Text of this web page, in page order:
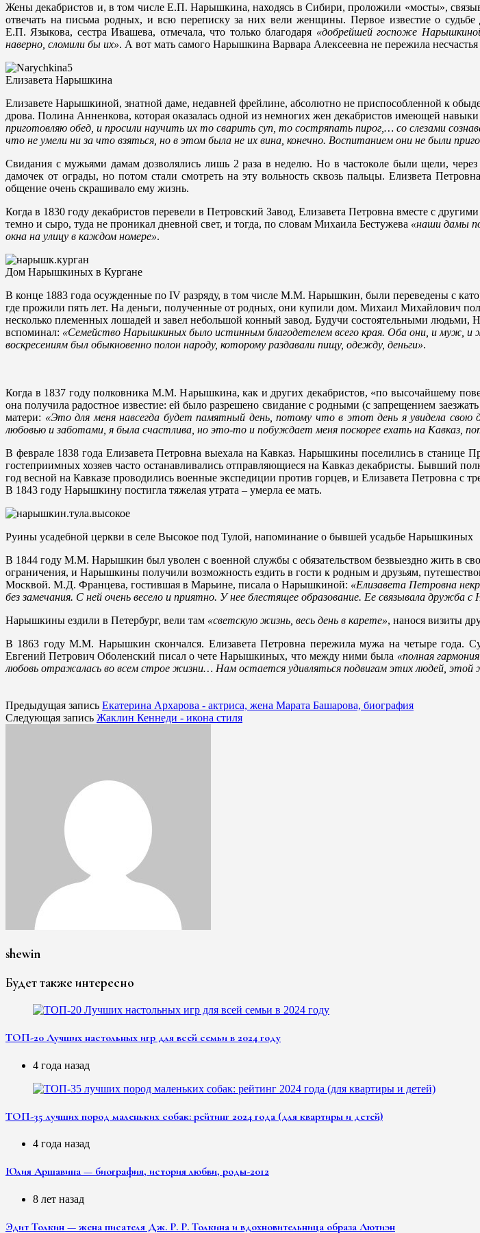
Жены декабристов и, в том числе Е.П. Нарышкина, находясь в Сибири, проложили «мосты»,
отвечать на письма родных, и всю переписку за них вели женщины. Первое известие о
Е.П. Языкова, сестра Ивашева, отмечала, что только благодаря «добрейшей госпоже
наверно, сломили бы их». А вот мать самого Нарышкина Варвара Алексеевна не пережила
Елизавета Нарышкина
Елизавете Нарышкиной, знатной даме, недавней фрейлине, абсолютно не приспособленной к
дрова. Полина Анненкова, которая оказалась одной из немногих жен декабристов имеющей
приготовляю обед, и просили научить их то сварить суп, то состряпать пирог,… со слезами
что не умели ни за что взяться, но в этом была не их вина, конечно. Воспитанием они не были
Свидания с мужьями дамам дозволялись лишь 2 раза в неделю. Но в частоколе были щели,
дамочек от ограды, но потом стали смотреть на эту вольность сквозь пальцы. Елизвета
общение очень скрашивало ему жизнь.
Когда в 1830 году декабристов перевели в Петровский Завод, Елизавета Петровна вместе с
темно и сыро, туда не проникал дневной свет, и тогда, по словам Михаила Бестужева «наши дамы
окна на улицу в каждом номере».
Дом Нарышкиных в Кургане
В конце 1883 года осужденные по IV разряду, в том числе М.М. Нарышкин, были переведены с
где прожили пять лет. На деньги, полученные от родных, они купили дом. Михаил Михайлович
несколько племенных лошадей и завел небольшой конный завод. Будучи состоятельными
вспоминал: «Семейство Нарышкиных было истинным благодетелем всего края. Оба они, и муж, и
воскресениям был обыкновенно полон народу, которому раздавали пищу, одежду, деньги».
Когда в 1837 году полковника М.М. Нарышкина, как и других декабристов, «по высочайшему
она получила радостное известие: ей было разрешено свидание с родными (с запрещением
матери: «Это для меня навсегда будет памятный день, потому что в этот день я увидела
любовью и заботами, я была счастлива, но это-то и побуждает меня поскорее ехать на Кавказ,
В феврале 1838 года Елизавета Петровна выехала на Кавказ. Нарышкины поселились в
гостеприимных хозяев часто останавливались отправляющиеся на Кавказ декабристы. Бывший
год весной на Кавказе проводились военные экспедиции против горцев, и Елизавета Петровна с
В 1843 году Нарышкину постигла тяжелая утрата – умерла ее мать.
Руины усадебной церкви в селе Высокое под Тулой, напоминание о бывшей усадьбе Нарышкиных
В 1844 году М.М. Нарышкин был уволен с военной службы с обязательством безвыездно жить в
ограничения, и Нарышкины получили возможность ездить в гости к родным и друзьям,
Москвой. М.Д. Францева, гостившая в Марьине, писала о Нарышкиной: «Елизавета Петровна
без замечания. С ней очень весело и приятно. У нее блестящее образование. Ее связывала
Нарышкины ездили в Петербург, вели там «светскую жизнь, весь день в карете», нанося визиты
В 1863 году М.М. Нарышкин скончался. Елизавета Петровна пережила мужа на четыре года.
Евгений Петрович Оболенский писал о чете Нарышкиных, что между ними была «полная
любовь отражалась во всем строе жизни… Нам остается удивляться подвигам этих людей,
Предыдущая запись Екатерина Архарова - актриса, жена Марата Башарова, биография
Следующая запись Жаклин Кеннеди - икона стиля
shewin
Будет также интересно
ТОП-20 Лучших настольных игр для всей семьи в 2024 году
4 года назад
ТОП-35 лучших пород маленьких собак: рейтинг 2024 года (для квартиры и детей)
4 года назад
Юлия Аршавина — биография, история любви, роды-2012
8 лет назад
Эдит Толкин — жена писателя Дж. Р. Р. Толкина и вдохновительница образа Лютиэн